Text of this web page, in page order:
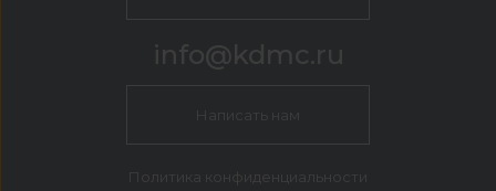
info@kdmc.ru
Написать нам
Политика конфиденциальности